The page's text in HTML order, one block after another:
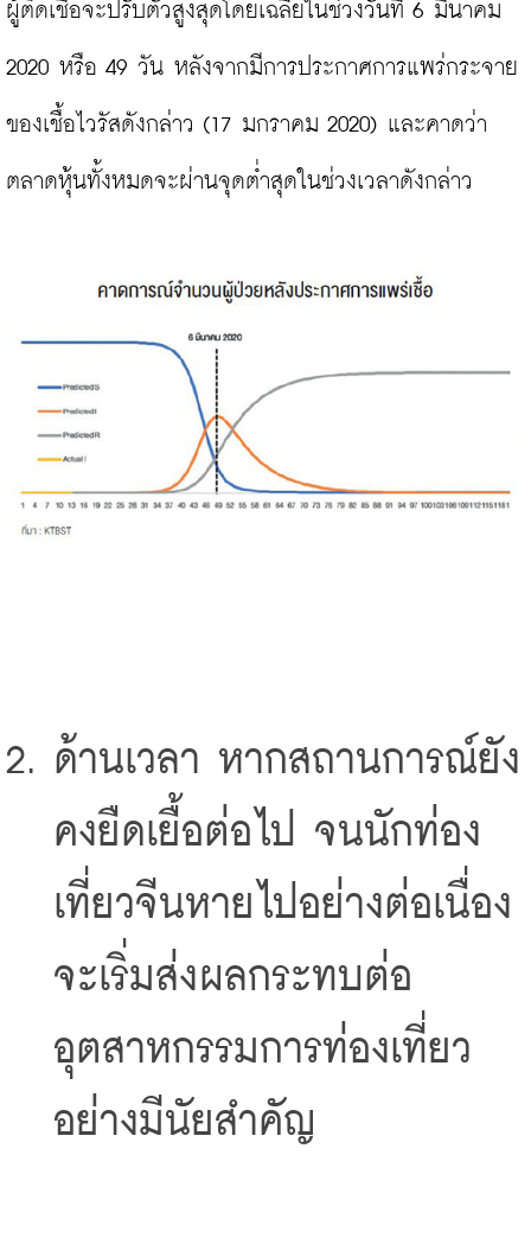
ผู้ติดเชื้อจะปรับตัวสูงสุดโดยเฉลี่ยในช่วงวันที่ 6 มีนาคม
2020 หรือ 49 วัน หลังจากมีการประกาศการแพร่กระจาย
ของเชื้อไวรัสดังกล่าว (17 มกราคม 2020) และคาดว่า
ตลาดหุ้นทั้งหมดจะผ่านจุดต่ำสุดในช่วงเวลาดังกล่าว
ด้านเวลา หากสถานการณ์ยัง
คงยืดเยื้อต่อไป จนนักท่อง
เที่ยวจีนหายไปอย่างต่อเนื่อง
จะเริ่มส่งผลกระทบต่อ
อุตสาหกรรมการท่องเที่ยว
อย่างมีนัยสำคัญ